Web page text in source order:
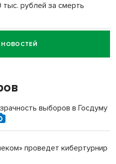
рублей за смерть
за смерть
селе лошади
за избиение врачей
выборов в Госдуму
проведет кибертурнир